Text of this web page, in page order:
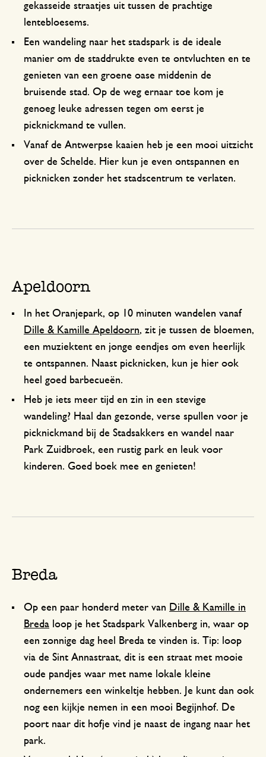
gekasseide straatjes uit tussen de prachtige
lentebloesems.
Een wandeling naar het stadspark is de ideale
manier om de staddrukte even te ontvluchten en te
genieten van een groene oase middenin de
bruisende stad. Op de weg ernaar toe kom je
genoeg leuke adressen tegen om eerst je
picknickmand te vullen.
Vanaf de Antwerpse kaaien heb je een mooi uitzicht
over de Schelde. Hier kun je even ontspannen en
picknicken zonder het stadscentrum te verlaten.
Apeldoorn
In het Oranjepark, op 10 minuten wandelen vanaf
Dille & Kamille Apeldoorn, zit je tussen de bloemen,
een muziektent en jonge eendjes om even heerlijk
te ontspannen. Naast picknicken, kun je hier ook
heel goed barbecueën.
Heb je iets meer tijd en zin in een stevige
wandeling? Haal dan gezonde, verse spullen voor je
picknickmand bij de Stadsakkers en wandel naar
Park Zuidbroek, een rustig park en leuk voor
kinderen. Goed boek mee en genieten!
Breda
Op een paar honderd meter van Dille & Kamille in
Breda loop je het Stadspark Valkenberg in, waar op
een zonnige dag heel Breda te vinden is. Tip: loop
via de Sint Annastraat, dit is een straat met mooie
oude pandjes waar met name lokale kleine
ondernemers een winkeltje hebben. Je kunt dan ook
nog een kijkje nemen in een mooi Begijnhof. De
poort naar dit hofje vind je naast de ingang naar het
park.